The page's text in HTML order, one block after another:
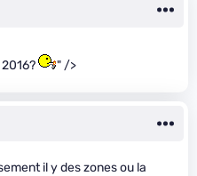
" />
il y des zones ou la